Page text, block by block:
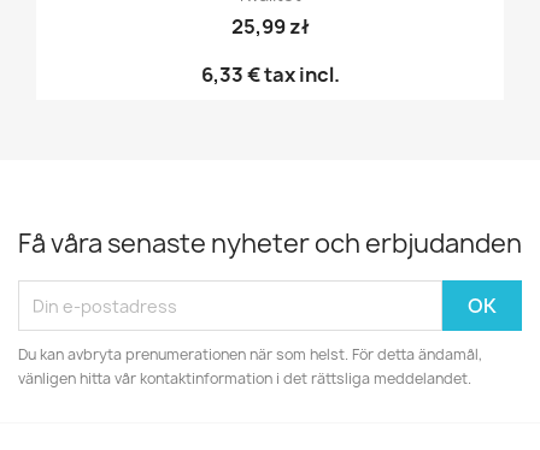
25,99 zł
6,33 €tax incl.
Få våra senaste nyheter och erbjudanden
Du kan avbryta prenumerationen när som helst. För detta ändamål,
vänligen hitta vår kontaktinformation i det rättsliga meddelandet.